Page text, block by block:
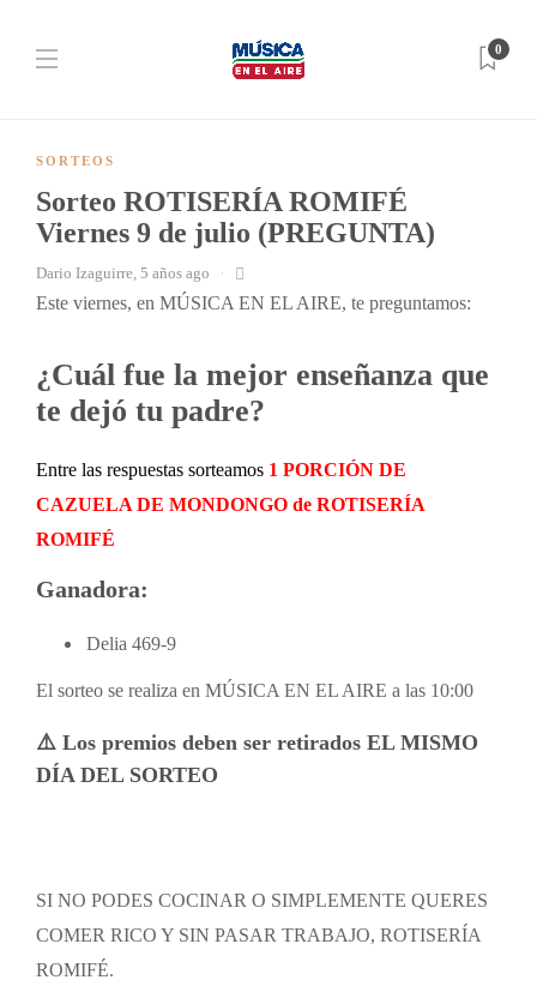
0
SORTEOS
Sorteo ROTISERÍA ROMIFÉ
Viernes 9 de julio (PREGUNTA)
Dario Izaguirre, 5 años ago
Este viernes, en MÚSICA EN EL AIRE, te preguntamos:
¿Cuál fue la mejor enseñanza que
te dejó tu padre?
Entre las respuestas sorteamos 1 PORCIÓN DE
CAZUELA DE MONDONGO de ROTISERÍA
ROMIFÉ
Ganadora:
Delia 469-9
El sorteo se realiza en MÚSICA EN EL AIRE a las 10:00
⚠️ Los premios deben ser retirados EL MISMO
DÍA DEL SORTEO
SI NO PODES COCINAR O SIMPLEMENTE QUERES
COMER RICO Y SIN PASAR TRABAJO, ROTISERÍA
ROMIFÉ.